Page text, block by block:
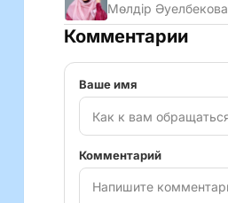
Мөлдір Әуелбекова
Комментарии
Ваше имя
Комментарий